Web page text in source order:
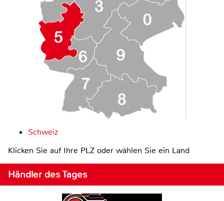
Schweiz
Klicken Sie auf Ihre PLZ oder wählen Sie ein Land
Händler des Tages